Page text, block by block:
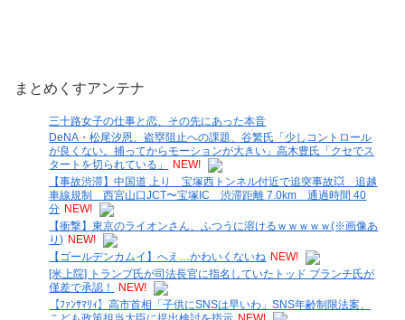
まとめくすアンテナ
三十路女子の仕事と恋、その先にあった本音
DeNA・松尾汐恩、盗塁阻止への課題、谷繁氏「少しコントロール
が良くない。捕ってからモーションが大きい」高木豊氏「クセでス
タートを切られている」
NEW!
【事故渋滞】中国道 上り 宝塚西トンネル付近で追突事故💥 追越
車線規制 西宮山口JCT〜宝塚IC 渋滞距離 7.0km 通過時間 40
分 NEW!
【衝撃】東京のライオンさん、ふつうに溶けるｗｗｗｗｗ(※画像あ
り) NEW!
【ゴールデンカムイ】へえ…かわいくないね NEW!
[米上院] トランプ氏が司法長官に指名していたトッド ブランチ氏が
僅差で承認！
NEW!
【ﾌｧﾝｻﾏﾘｨ】高市首相「子供にSNSは早いわ」SNS年齢制限法案、